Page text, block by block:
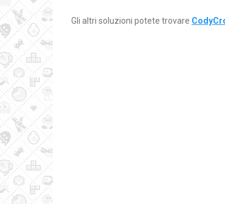
Gli altri soluzioni potete trovare